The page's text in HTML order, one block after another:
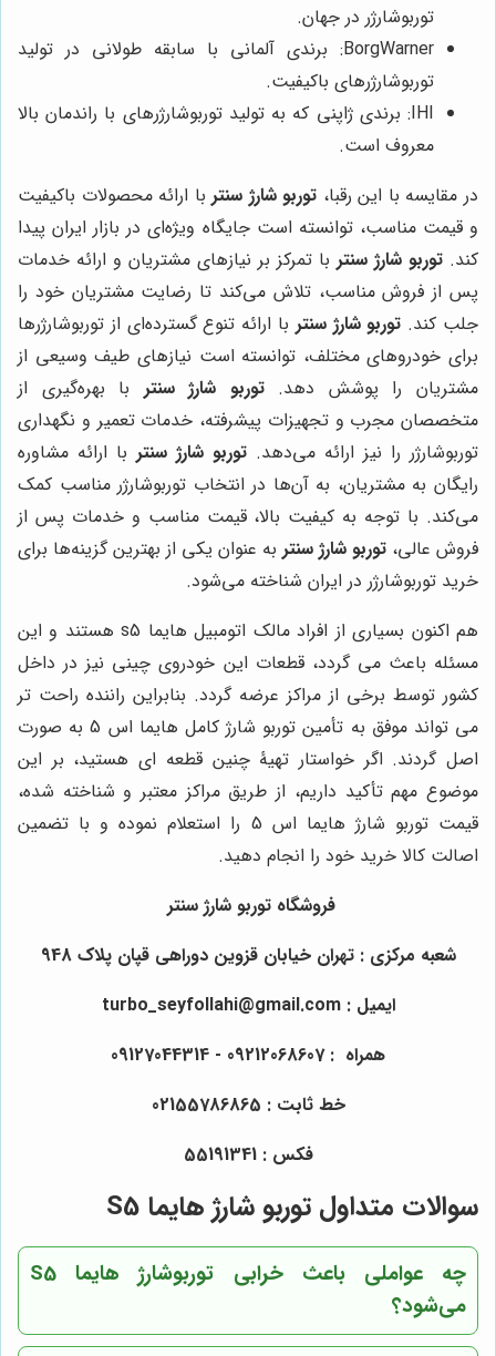
توربوشارژر در جهان.
BorgWarner: برندی آلمانی با سابقه طولانی در تولید
توربوشارژرهای باکیفیت.
IHI: برندی ژاپنی که به تولید توربوشارژرهای با راندمان بالا
معروف است.
در مقایسه با این رقبا، توربو شارژ سنتر با ارائه محصولات باکیفیت
و قیمت مناسب، توانسته است جایگاه ویژه‌ای در بازار ایران پیدا
کند. توربو شارژ سنتر با تمرکز بر نیازهای مشتریان و ارائه خدمات
پس از فروش مناسب، تلاش می‌کند تا رضایت مشتریان خود را
جلب کند. توربو شارژ سنتر با ارائه تنوع گسترده‌ای از توربوشارژرها
برای خودروهای مختلف، توانسته است نیازهای طیف وسیعی از
مشتریان را پوشش دهد.توربو شارژ سنتر با بهره‌گیری از
متخصصان مجرب و تجهیزات پیشرفته، خدمات تعمیر و نگهداری
توربوشارژر را نیز ارائه می‌دهد. توربو شارژ سنتر با ارائه مشاوره
رایگان به مشتریان، به آن‌ها در انتخاب توربوشارژر مناسب کمک
می‌کند. با توجه به کیفیت بالا، قیمت مناسب و خدمات پس از
فروش عالی، توربو شارژ سنتر به عنوان یکی از بهترین گزینه‌ها برای
خرید توربوشارژر در ایران شناخته می‌شود.
هم اکنون بسیاری از افراد مالک اتومبیل هایما s5هستند و این
مسئله باعث می گردد، قطعات این خودروی چینی نیز در داخل
کشور توسط برخی از مراکز عرضه گردد. بنابراین راننده راحت تر
می تواند موفق به تأمین توربو شارژ کامل هایما اس 5 به صورت
اصل گردند. اگر خواستار تهیۀ چنین قطعه ای هستید، بر این
موضوع مهم تأکید داریم، از طریق مراکز معتبر و شناخته شده،
قیمت توربو شارژ هایما اس 5 را استعلام نموده و با تضمین
اصالت کالا خرید خود را انجام دهید.
فروشگاه توربو شارژ سنتر
شعبه مرکزی : تهران خیابان قزوین دوراهی قپان پلاک 948
ایمیل : turbo_seyfollahi@gmail.com
همراه :09212068607
- 09127044314
خط ثابت : 02155786865
فکس : 55191341
سوالات متداول توربو شارژ هایما S5
چه عواملی باعث خرابی توربوشارژ هایما S5
می‌شود؟